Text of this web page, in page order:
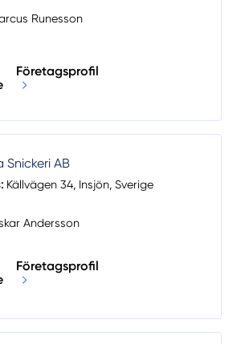
Runesson
Företagsprofil
Snickeri AB
Källvägen 34, Insjön, Sverige
Andersson
Företagsprofil